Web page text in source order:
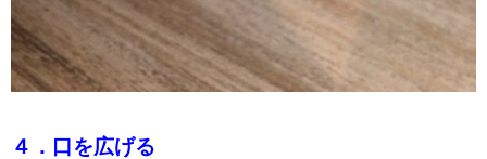
４．口を広げる